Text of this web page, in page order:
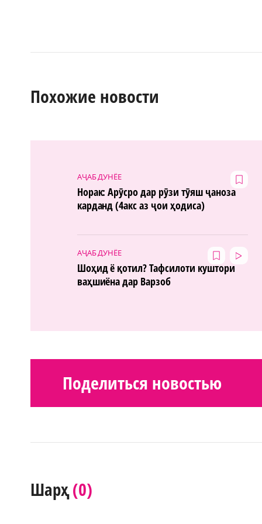
Похожие новости
АҶАБ ДУНЁЕ
Норак: Арӯсро дар рӯзи тӯяш ҷаноза
карданд (4акс аз ҷои ҳодиса)
АҶАБ ДУНЁЕ
Шоҳид ё қотил? Тафсилоти куштори
ваҳшиёна дар Варзоб
Поделиться новостью
Шарҳ(0)